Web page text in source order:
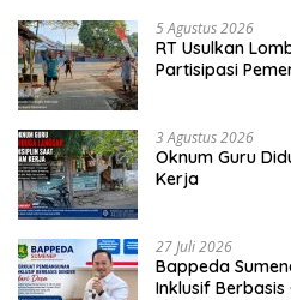
5 Agustus 2026
RT Usulkan
Partisipasi
3 Agustus 2026
Oknum Guru
Kerja
27 Juli 2026
Bappeda
Inklusif Berbasis